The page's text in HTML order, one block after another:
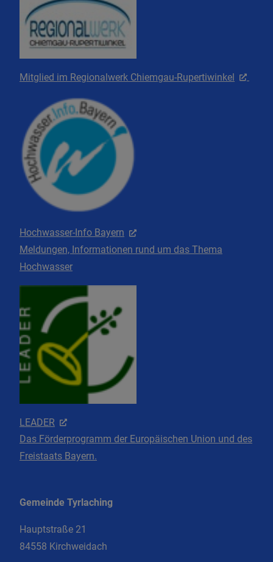
Mitglied im Regionalwerk Chiemgau-Rupertiwinkel
Hochwasser-Info Bayern
Meldungen, Informationen rund um das Thema
Hochwasser
LEADER
Das Förderprogramm der Europäischen Union und des
Freistaats Bayern.
Gemeinde Tyrlaching
Hauptstraße 21
84558 Kirchweidach